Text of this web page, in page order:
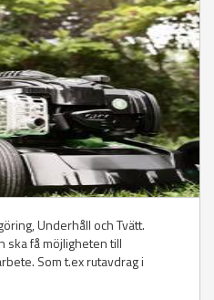
Underhåll och Tvätt.
ska få möjligheten till
Som t.ex rutavdrag i